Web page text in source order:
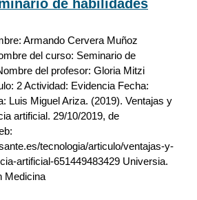
de habilidades
Armando Cervera Muñoz
del curso: Seminario de
del profesor: Gloria Mitzi
2 Actividad: Evidencia Fecha:
Luis Miguel Ariza. (2019). Ventajas y
artificial. 29/10/2019, de
tecnologia/articulo/ventajas-y-
artificial-651449483429 Universia.
Medicina